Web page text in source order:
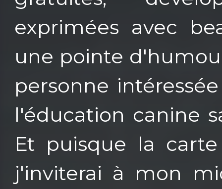
exprimées avec
une pointe
personne
l'éducation canine
Et puisque la
j'inviterai à mon